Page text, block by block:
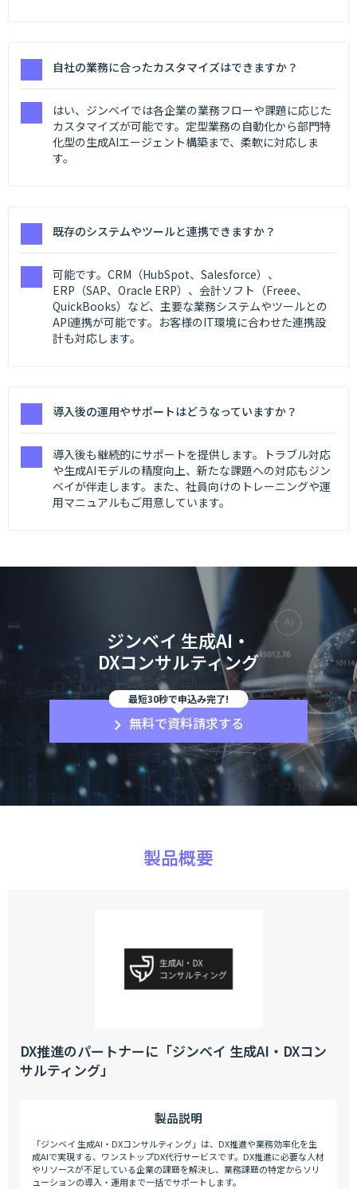
自社の業務に合ったカスタマイズはできますか？
はい、ジンベイでは各企業の業務フローや課題に応じた
カスタマイズが可能です。定型業務の自動化から部門特
化型の生成AIエージェント構築まで、柔軟に対応しま
す。
既存のシステムやツールと連携できますか？
可能です。CRM（HubSpot、Salesforce）、
ERP（SAP、Oracle ERP）、会計ソフト（Freee、
QuickBooks）など、主要な業務システムやツールとの
API連携が可能です。お客様のIT環境に合わせた連携設
計も対応します。
導入後の運用やサポートはどうなっていますか？
導入後も継続的にサポートを提供します。トラブル対応
や生成AIモデルの精度向上、新たな課題への対応もジン
ベイが伴走します。また、社員向けのトレーニングや運
用マニュアルもご用意しています。
ジンベイ 生成AI・
DXコンサルティング
最短30秒で申込み完了!
無料で資料請求する
製品概要
DX推進のパートナーに「ジンベイ 生成AI・DXコン
サルティング」
製品説明
「ジンベイ 生成AI・DXコンサルティング」は、DX推進や業務効率化を生
成AIで実現する、ワンストップDX代行サービスです。DX推進に必要な人材
やリソースが不足している企業の課題を解決し、業務課題の特定からソリ
ューションの導入・運用まで一括でサポートします。